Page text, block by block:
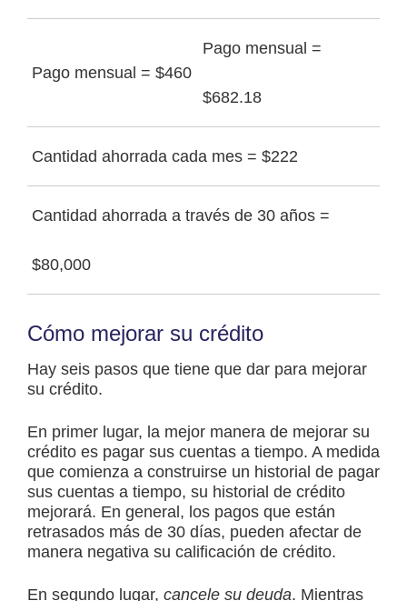
Pago mensual = $460
Pago mensual =
$682.18
Cantidad ahorrada cada mes = $222
Cantidad ahorrada a través de 30 años =
$80,000
Cómo mejorar su crédito
Hay seis pasos que tiene que dar para mejorar
su crédito.
En primer lugar, la mejor manera de mejorar su
crédito es pagar sus cuentas a tiempo. A medida
que comienza a construirse un historial de pagar
sus cuentas a tiempo, su historial de crédito
mejorará. En general, los pagos que están
retrasados más de 30 días, pueden afectar de
manera negativa su calificación de crédito.
En segundo lugar, cancele su deuda. Mientras